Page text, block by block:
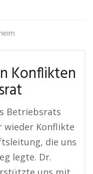
Konflikten
Betriebsrats
wieder Konflikte
die uns
legte. Dr.